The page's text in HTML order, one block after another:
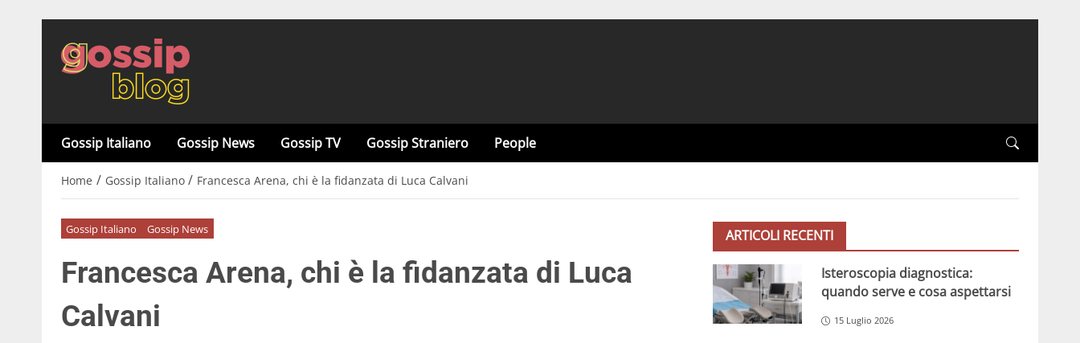
Gossip Italiano Gossip News Gossip TV Gossip Straniero People
Home / Gossip Italiano / Francesca Arena, chi è la fidanzata di Luca Calvani
Gossip Italiano Gossip News
Francesca Arena, chi è la fidanzata di Luca
Calvani
ARTICOLI RECENTI
Isteroscopia diagnostica:
quando serve e cosa aspettarsi
15 Luglio 2026